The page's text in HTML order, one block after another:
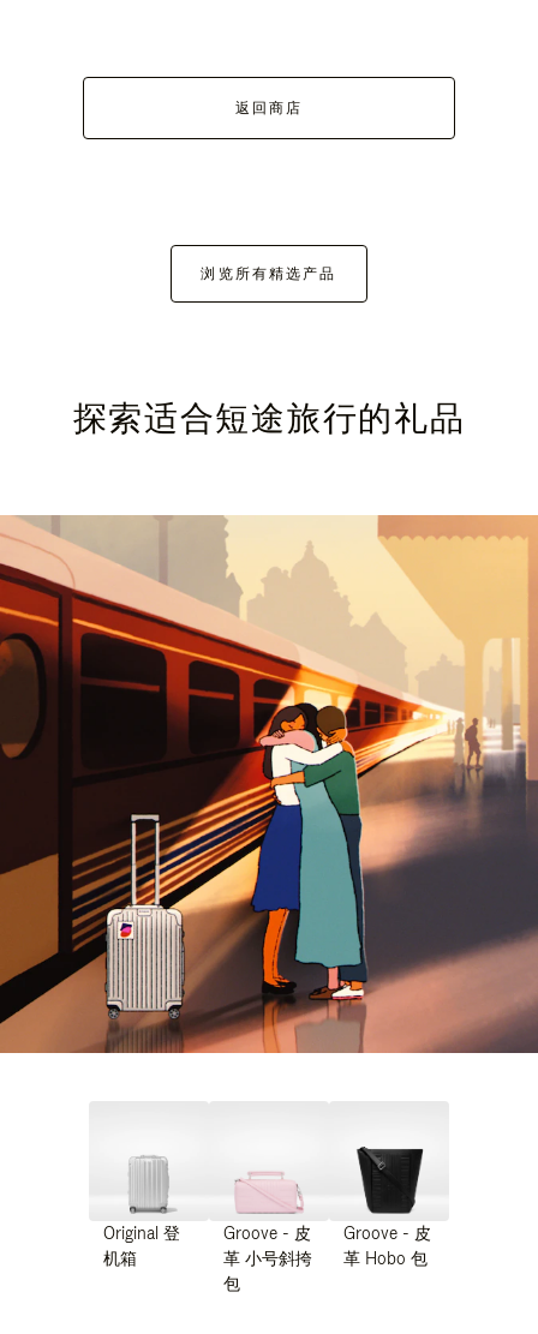
返回商店
浏览所有精选产品
探索适合短途旅行的礼品
Original 登
机箱
Groove - 皮
革 小号斜挎
包
Groove - 皮
革 Hobo 包